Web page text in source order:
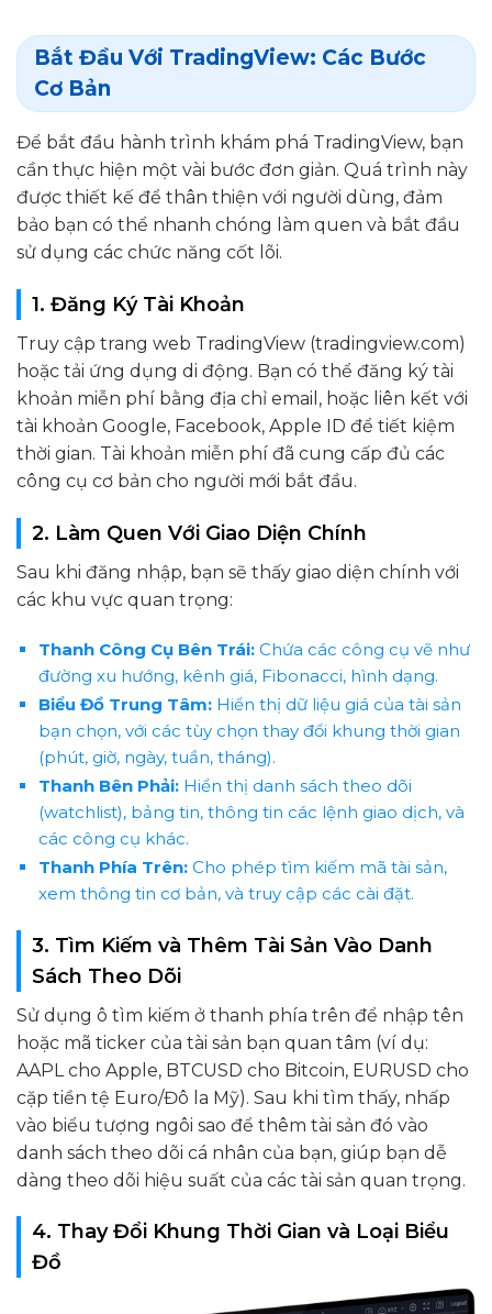
Bắt Đầu Với TradingView: Các Bước
Cơ Bản
Để bắt đầu hành trình khám phá TradingView, bạn
cần thực hiện một vài bước đơn giản. Quá trình này
được thiết kế để thân thiện với người dùng, đảm
bảo bạn có thể nhanh chóng làm quen và bắt đầu
sử dụng các chức năng cốt lõi.
1. Đăng Ký Tài Khoản
Truy cập trang web TradingView (tradingview.com)
hoặc tải ứng dụng di động. Bạn có thể đăng ký tài
khoản miễn phí bằng địa chỉ email, hoặc liên kết với
tài khoản Google, Facebook, Apple ID để tiết kiệm
thời gian. Tài khoản miễn phí đã cung cấp đủ các
công cụ cơ bản cho người mới bắt đầu.
2. Làm Quen Với Giao Diện Chính
Sau khi đăng nhập, bạn sẽ thấy giao diện chính với
các khu vực quan trọng:
Thanh Công Cụ Bên Trái:Chứa các công cụ vẽ như
đường xu hướng, kênh giá, Fibonacci, hình dạng.
Biểu Đồ Trung Tâm:Hiển thị dữ liệu giá của tài sản
bạn chọn, với các tùy chọn thay đổi khung thời gian
(phút, giờ, ngày, tuần, tháng).
Thanh Bên Phải:Hiển thị danh sách theo dõi
(watchlist), bảng tin, thông tin các lệnh giao dịch, và
các công cụ khác.
Thanh Phía Trên:Cho phép tìm kiếm mã tài sản,
xem thông tin cơ bản, và truy cập các cài đặt.
3. Tìm Kiếm và Thêm Tài Sản Vào Danh
Sách Theo Dõi
Sử dụng ô tìm kiếm ở thanh phía trên để nhập tên
hoặc mã ticker của tài sản bạn quan tâm (ví dụ:
AAPL cho Apple, BTCUSD cho Bitcoin, EURUSD cho
cặp tiền tệ Euro/Đô la Mỹ). Sau khi tìm thấy, nhấp
vào biểu tượng ngôi sao để thêm tài sản đó vào
danh sách theo dõi cá nhân của bạn, giúp bạn dễ
dàng theo dõi hiệu suất của các tài sản quan trọng.
4. Thay Đổi Khung Thời Gian và Loại Biểu
Đồ